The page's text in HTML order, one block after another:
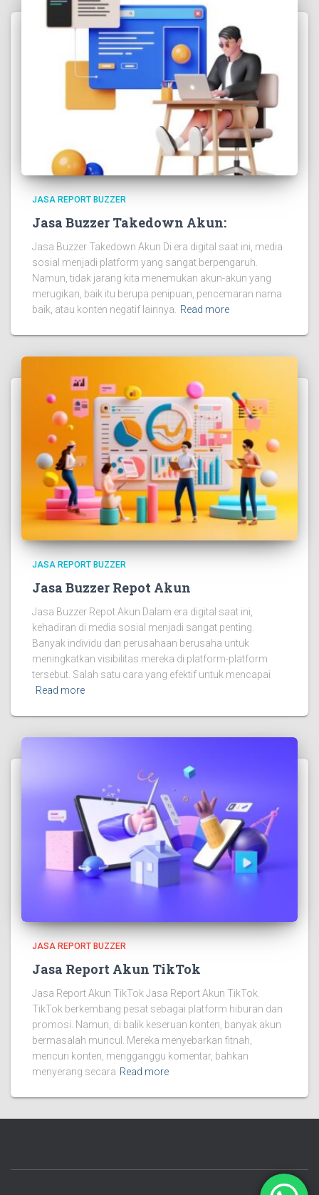
JASA REPORT BUZZER
Jasa Buzzer Takedown Akun:
Jasa Buzzer Takedown Akun Di era digital saat ini, media
sosial menjadi platform yang sangat berpengaruh.
Namun, tidak jarang kita menemukan akun-akun yang
merugikan, baik itu berupa penipuan, pencemaran nama
baik, atau konten negatif lainnya.
Read more
JASA REPORT BUZZER
Jasa Buzzer Repot Akun
Jasa Buzzer Repot Akun Dalam era digital saat ini,
kehadiran di media sosial menjadi sangat penting.
Banyak individu dan perusahaan berusaha untuk
meningkatkan visibilitas mereka di platform-platform
tersebut. Salah satu cara yang efektif untuk mencapai
Read more
JASA REPORT BUZZER
Jasa Report Akun TikTok
Jasa Report Akun TikTok Jasa Report Akun TikTok.
TikTok berkembang pesat sebagai platform hiburan dan
promosi. Namun, di balik keseruan konten, banyak akun
bermasalah muncul. Mereka menyebarkan fitnah,
mencuri konten, mengganggu komentar, bahkan
menyerang secara Read more